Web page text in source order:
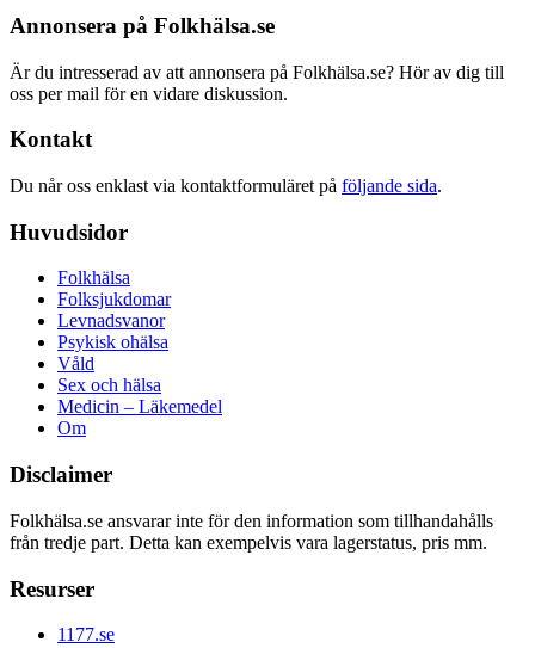
Annonsera på Folkhälsa.se
Är du intresserad av att annonsera på Folkhälsa.se? Hör av dig till
oss per mail för en vidare diskussion.
Kontakt
Du når oss enklast via kontaktformuläret på följande sida.
Huvudsidor
Folkhälsa
Folksjukdomar
Levnadsvanor
Psykisk ohälsa
Våld
Sex och hälsa
Medicin – Läkemedel
Om
Disclaimer
Folkhälsa.se ansvarar inte för den information som tillhandahålls
från tredje part. Detta kan exempelvis vara lagerstatus, pris mm.
Resurser
1177.se